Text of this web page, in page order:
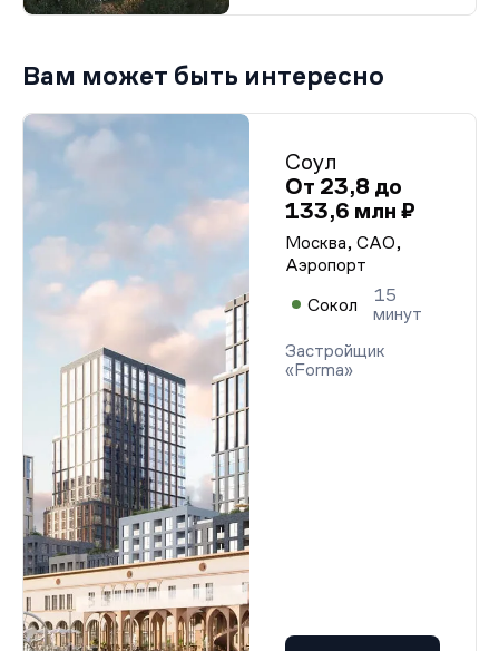
Вам может быть интересно
Соул
От 23,8 до
133,6 млн ₽
Москва, САО,
Аэропорт
Сокол
15
минут
Застройщик
«Forma»